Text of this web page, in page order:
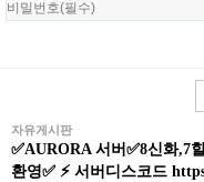
로
자유게시판
✅️AURORA 서버✅️8신화,7
환영✅️ ⚡ 서버디스코드